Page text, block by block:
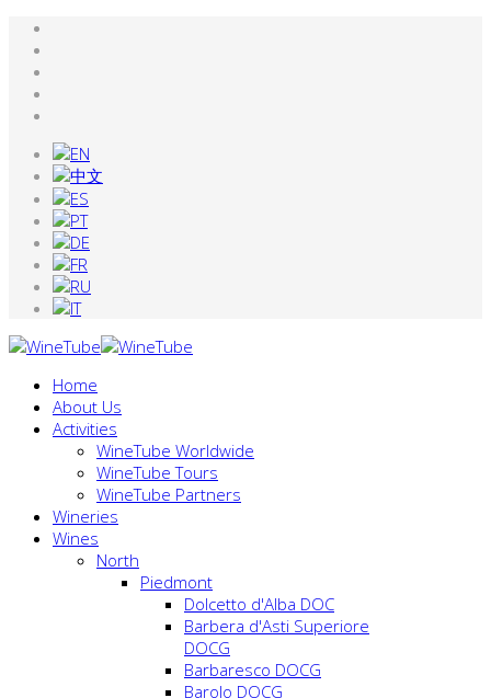
Home
About Us
Activities
WineTube Worldwide
WineTube Tours
WineTube Partners
Wineries
Wines
North
Piedmont
Dolcetto d'Alba DOC
Barbera d'Asti Superiore
DOCG
Barbaresco DOCG
Barolo DOCG